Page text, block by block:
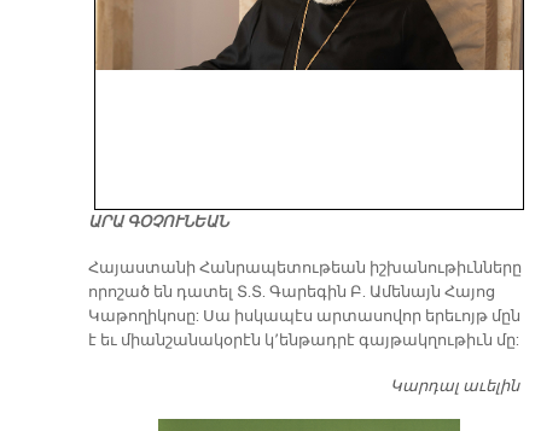
ԱՐԱ ԳՕՉՈՒՆԵԱՆ
​Հայաստանի Հանրապետութեան իշխանութիւնները
որոշած են դատել Տ.Տ. Գարեգին Բ. Ամենայն Հայոց
Կաթողիկոսը: Սա իսկապէս արտասովոր երեւոյթ մըն
է եւ միանշանակօրէն կ՚ենթադրէ գայթակղութիւն մը:
Կարդալ աւելին